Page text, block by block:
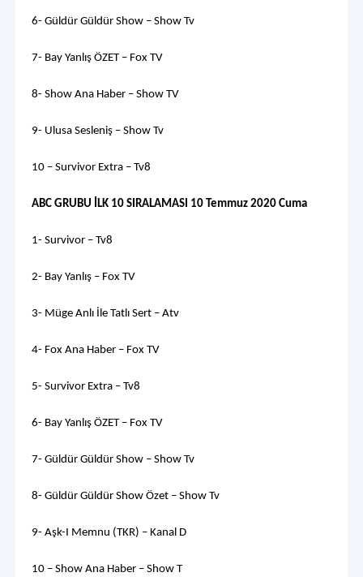
6- Güldür Güldür Show – Show Tv
7- Bay Yanlış ÖZET – Fox TV
8- Show Ana Haber – Show TV
9- Ulusa Sesleniş – Show Tv
10 – Survivor Extra – Tv8
ABC GRUBU İLK 10 SIRALAMASI 10 Temmuz 2020 Cuma
1- Survivor – Tv8
2- Bay Yanlış – Fox TV
3- Müge Anlı İle Tatlı Sert – Atv
4- Fox Ana Haber – Fox TV
5- Survivor Extra – Tv8
6- Bay Yanlış ÖZET – Fox TV
7- Güldür Güldür Show – Show Tv
8- Güldür Güldür Show Özet – Show Tv
9- Aşk-I Memnu (TKR) – Kanal D
10 – Show Ana Haber – Show T